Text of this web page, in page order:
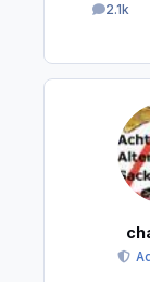
2.1k